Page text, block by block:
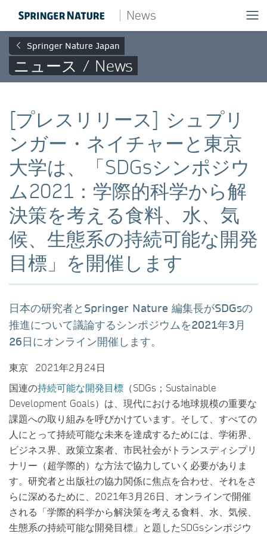
News
Springer Nature Japan
ニュース / News
[プレスリリース] シュプリ
ンガー・ネイチャーと東京
大学は、「SDGsシンポジウ
ム2021：学際的科学から解
決策を考える食料、水、気
候、生態系の持続可能な開発
目標」を開催します
日本の研究者とSpringer Nature 編集長がSDGsの
推進について議論するシンポジウムを2021年3月
26日にオンライン開催します。
東京 2021年2月24日
国連の持続可能な開発目標 （SDGs；Sustainable
Development Goals）は、現代における地球規模の重要な
課題への取り組みを呼びかけています。そして、すべての
人にとって持続可能な未来を達成するためには、学術界、
ビジネス界、政策立案者、市民社会がトランスディシプリ
ナリー（超学際的）な方法で協力していく必要がありま
す。研究者と出版社の協力関係に焦点を合わせ、それをさ
らに深めるために、2021年3月26日、オンラインで開催
される「学際的科学から解決策を考える食料、水、気候、
生態系の持続可能な開発目標」と題したSDGsシンポジウ